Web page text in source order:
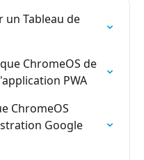
un Tableau de
ChromeOS de
PWA
ChromeOS
Google